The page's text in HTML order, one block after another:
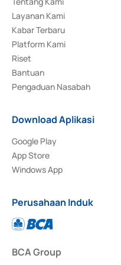
Layanan Kami
Kabar Terbaru
Platform Kami
Riset
Bantuan
Pengaduan Nasabah
Download Aplikasi
Google Play
App Store
Windows App
Perusahaan Induk
BCA Group